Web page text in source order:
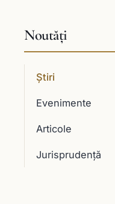
Noutăți
Știri
Evenimente
Articole
Jurisprudenţă